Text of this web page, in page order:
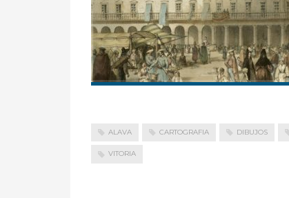
ALAVA CARTOGRAFIA DIBUJOS
VITORIA